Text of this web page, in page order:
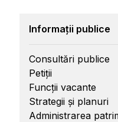
Informații publice
Consultări publice
Petiții
Funcții vacante
Strategii și planuri
Administrarea